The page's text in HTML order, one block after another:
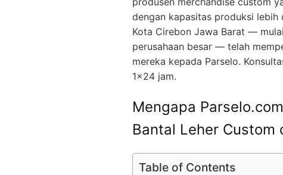
dengan kapasitas produksi lebih
Kota Cirebon Jawa Barat —
perusahaan besar — telah
mereka kepada Parselo.
1×24 jam.
Mengapa
Bantal Leher Custom
Table of Contents